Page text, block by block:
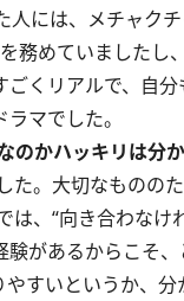
には、メチャクチ
務めていましたし
くリアルで、自
マでした。
かハッキリは分
。大切なものの
、“向き合わな
があるからこそ
すいというか、分